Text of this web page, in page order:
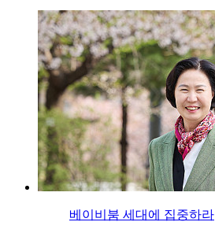
베이비붐 세대에 집중하라